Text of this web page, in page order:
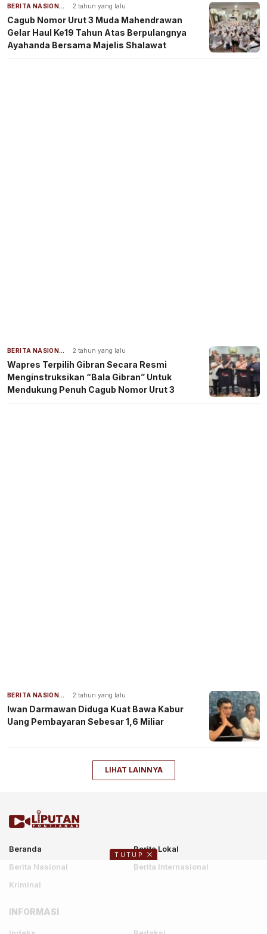
BERITA NASIONAL 2 tahun yang lalu
Cagub Nomor Urut 3 Muda Mahendrawan
Gelar Haul Ke19 Tahun Atas Berpulangnya
Ayahanda Bersama Majelis Shalawat
BERITA NASIONAL 2 tahun yang lalu
Wapres Terpilih Gibran Secara Resmi
Menginstruksikan “Bala Gibran” Untuk
Mendukung Penuh Cagub Nomor Urut 3
BERITA NASIONAL 2 tahun yang lalu
Iwan Darmawan Diduga Kuat Bawa Kabur
Uang Pembayaran Sebesar 1,6 Miliar
LIHAT LAINNYA
Beranda
Berita Lokal
Berita Nasional
Berita Internasional
Kriminal
INFORMASI
TUTUP